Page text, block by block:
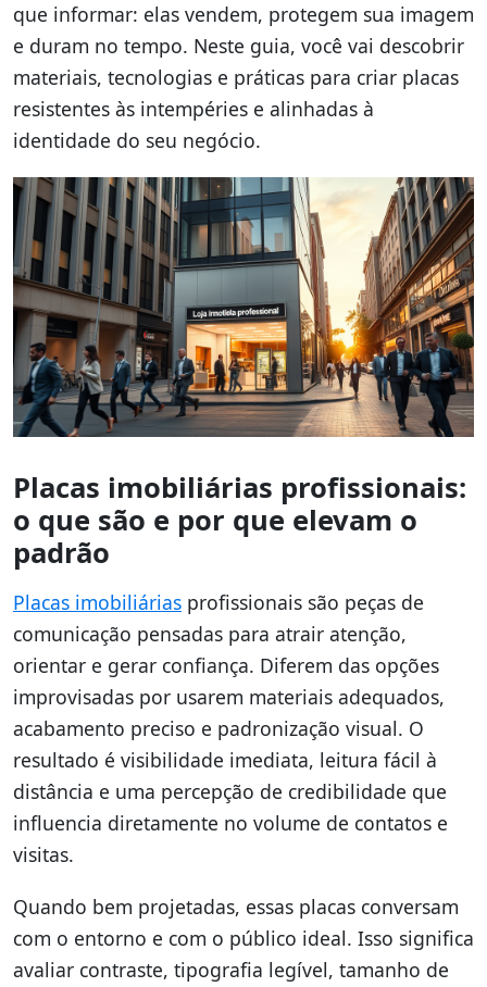
que informar: elas vendem, protegem sua imagem
e duram no tempo. Neste guia, você vai descobrir
materiais, tecnologias e práticas para criar placas
resistentes às intempéries e alinhadas à
identidade do seu negócio.
Placas imobiliárias profissionais:
o que são e por que elevam o
padrão
Placas imobiliárias profissionais são peças de
comunicação pensadas para atrair atenção,
orientar e gerar confiança. Diferem das opções
improvisadas por usarem materiais adequados,
acabamento preciso e padronização visual. O
resultado é visibilidade imediata, leitura fácil à
distância e uma percepção de credibilidade que
influencia diretamente no volume de contatos e
visitas.
Quando bem projetadas, essas placas conversam
com o entorno e com o público ideal. Isso significa
avaliar contraste, tipografia legível, tamanho de